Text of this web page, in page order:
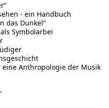
- ein Handbuch
das Dunkel“
Symbolarbei
Anthropologie der Musik